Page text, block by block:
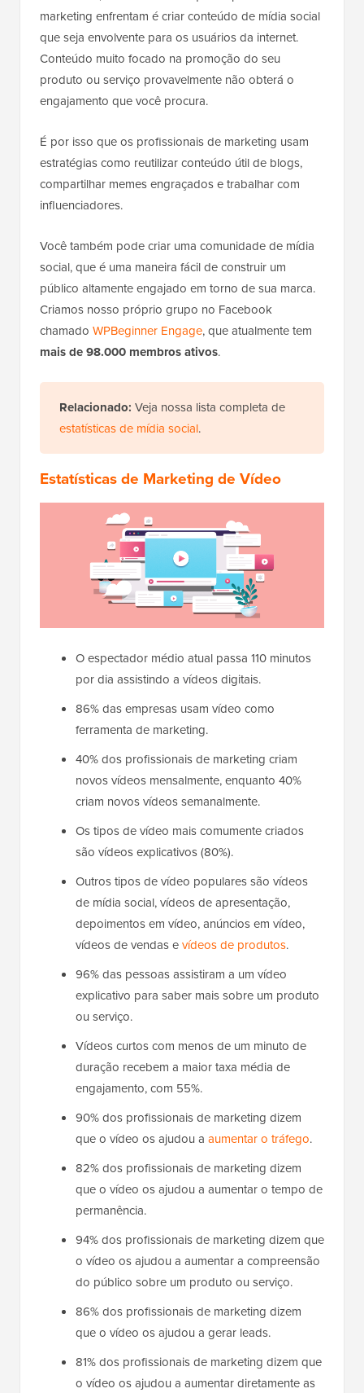
marketing enfrentam é criar conteúdo de mídia social
que seja envolvente para os usuários da internet.
Conteúdo muito focado na promoção do seu
produto ou serviço provavelmente não obterá o
engajamento que você procura.
É por isso que os profissionais de marketing usam
estratégias como reutilizar conteúdo útil de blogs,
compartilhar memes engraçados e trabalhar com
influenciadores.
Você também pode criar uma comunidade de mídia
social, que é uma maneira fácil de construir um
público altamente engajado em torno de sua marca.
Criamos nosso próprio grupo no Facebook
chamado WPBeginner Engage, que atualmente tem
mais de 98.000 membros ativos.
Relacionado: Veja nossa lista completa de
estatísticas de mídia social.
Estatísticas de Marketing de Vídeo
O espectador médio atual passa 110 minutos
por dia assistindo a vídeos digitais.
86% das empresas usam vídeo como
ferramenta de marketing.
40% dos profissionais de marketing criam
novos vídeos mensalmente, enquanto 40%
criam novos vídeos semanalmente.
Os tipos de vídeo mais comumente criados
são vídeos explicativos (80%).
Outros tipos de vídeo populares são vídeos
de mídia social, vídeos de apresentação,
depoimentos em vídeo, anúncios em vídeo,
vídeos de vendas evídeos de produtos.
96% das pessoas assistiram a um vídeo
explicativo para saber mais sobre um produto
ou serviço.
Vídeos curtos com menos de um minuto de
duração recebem a maior taxa média de
engajamento, com 55%.
90% dos profissionais de marketing dizem
que o vídeo os ajudou a aumentar o tráfego.
82% dos profissionais de marketing dizem
que o vídeo os ajudou a aumentar o tempo de
permanência.
94% dos profissionais de marketing dizem que
o vídeo os ajudou a aumentar a compreensão
do público sobre um produto ou serviço.
86% dos profissionais de marketing dizem
que o vídeo os ajudou a gerar leads.
81% dos profissionais de marketing dizem que
o vídeo os ajudou a aumentar diretamente as